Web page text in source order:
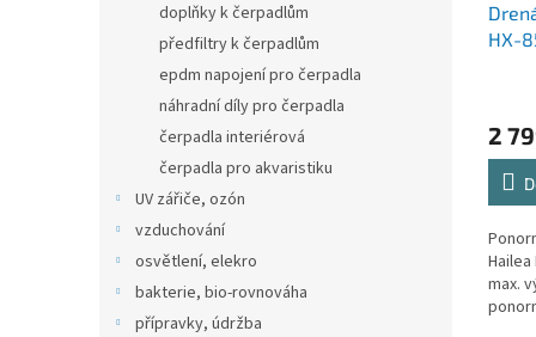
doplňky k čerpadlům
předfiltry k čerpadlům
epdm napojení pro čerpadla
náhradní díly pro čerpadla
čerpadla interiérová
čerpadla pro akvaristiku
UV zářiče, ozón
vzduchování
osvětlení, elekro
bakterie, bio-rovnováha
přípravky, údržba
HX-
2
max.